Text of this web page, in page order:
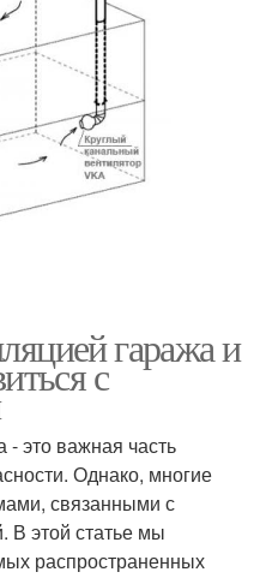
гаража и
с
это важная часть
Однако, многие
связанными с
В этой статье мы
распространенных